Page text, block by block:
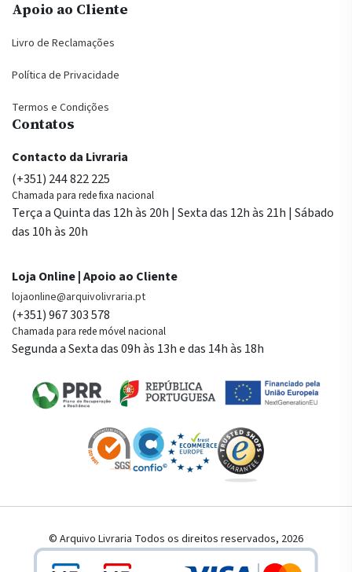
Apoio ao Cliente
Livro de Reclamações
Política de Privacidade
Termos e Condições
Contatos
Contacto da Livraria
(+351) 244 822 225
Chamada para rede fixa nacional
Terça a Quinta das 12h às 20h | Sexta das 12h às 21h | Sábado
das 10h às 20h
Loja Online | Apoio ao Cliente
lojaonline@arquivolivraria.pt
(+351) 967 303 578
Chamada para rede móvel nacional
Segunda a Sexta das 09h às 13h e das 14h às 18h
© Arquivo Livraria Todos os direitos reservados, 2026